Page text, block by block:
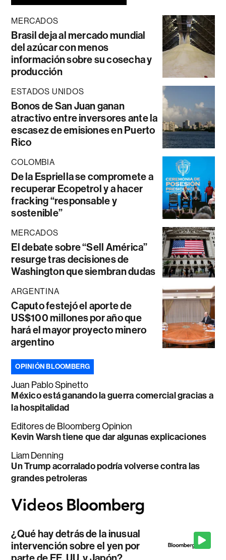
MERCADOS
Brasil deja al mercado mundial
del azúcar con menos
información sobre su cosecha y
producción
ESTADOS UNIDOS
Bonos de San Juan ganan
atractivo entre inversores ante la
escasez de emisiones en Puerto
Rico
COLOMBIA
De la Espriella se compromete a
recuperar Ecopetrol y a hacer
fracking “responsable y
sostenible”
MERCADOS
El debate sobre “Sell América”
resurge tras decisiones de
Washington que siembran dudas
ARGENTINA
Caputo festejó el aporte de
US$100 millones por año que
hará el mayor proyecto minero
argentino
OPINIÓN BLOOMBERG
Juan Pablo Spinetto
México está ganando la guerra comercial gracias a
la hospitalidad
Editores de Bloomberg Opinion
Kevin Warsh tiene que dar algunas explicaciones
Liam Denning
Un Trump acorralado podría volverse contra las
grandes petroleras
¿Qué hay detrás de la inusual
intervención sobre el yen por